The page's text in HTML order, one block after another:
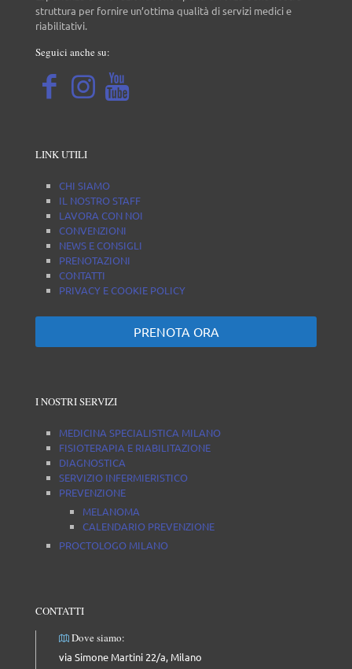
struttura per fornire un’ottima qualità di servizi medici e
riabilitativi.
Seguici anche su:
LINK UTILI
CHI SIAMO
IL NOSTRO STAFF
LAVORA CON NOI
CONVENZIONI
NEWS E CONSIGLI
PRENOTAZIONI
CONTATTI
PRIVACY E COOKIE POLICY
PRENOTA ORA
I NOSTRI SERVIZI
MEDICINA SPECIALISTICA MILANO
FISIOTERAPIA E RIABILITAZIONE
DIAGNOSTICA
SERVIZIO INFERMIERISTICO
PREVENZIONE
MELANOMA
CALENDARIO PREVENZIONE
PROCTOLOGO MILANO
CONTATTI
Dove siamo:
via Simone Martini 22/a, Milano